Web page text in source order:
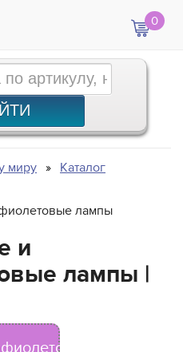
0
миру
Каталог
лампы
и
лампы |